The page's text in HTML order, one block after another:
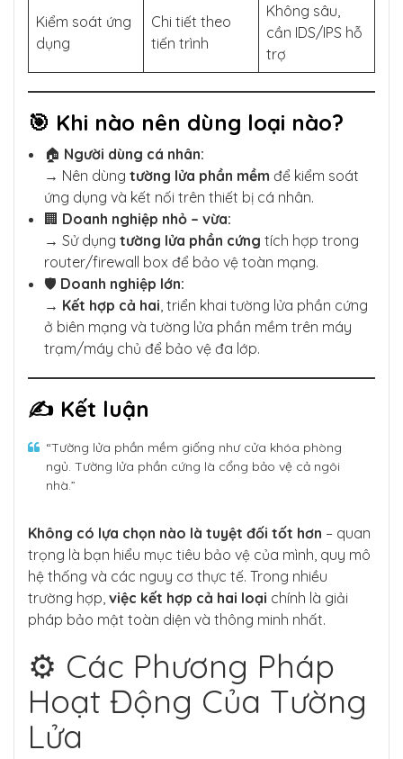
Kiểm soát ứng
dụng
Chi tiết theo
tiến trình
Không sâu,
cần IDS/IPS hỗ
trợ
🎯 Khi nào nên dùng loại nào?
🏠 Người dùng cá nhân:
→ Nên dùng tường lửa phần mềm để kiểm soát
ứng dụng và kết nối trên thiết bị cá nhân.
🏢 Doanh nghiệp nhỏ – vừa:
→ Sử dụng tường lửa phần cứng tích hợp trong
router/firewall box để bảo vệ toàn mạng.
🛡 Doanh nghiệp lớn:
→ Kết hợp cả hai , triển khai tường lửa phần cứng
ở biên mạng và tường lửa phần mềm trên máy
trạm/máy chủ để bảo vệ đa lớp.
✍️ Kết luận
“Tường lửa phần mềm giống như cửa khóa phòng
ngủ. Tường lửa phần cứng là cổng bảo vệ cả ngôi
nhà.”
Không có lựa chọn nào là tuyệt đối tốt hơn – quan
trọng là bạn hiểu mục tiêu bảo vệ của mình, quy mô
hệ thống và các nguy cơ thực tế. Trong nhiều
trường hợp, việc kết hợp cả hai loại chính là giải
pháp bảo mật toàn diện và thông minh nhất.
⚙️ Các Phương Pháp
Hoạt Động Của Tường
Lửa